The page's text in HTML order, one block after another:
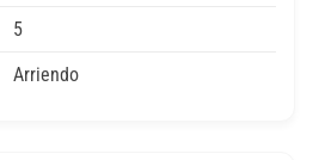
5
Arriendo